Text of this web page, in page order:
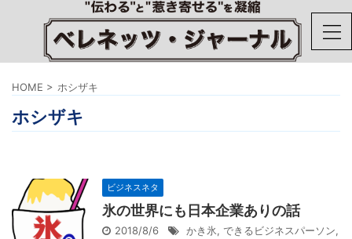
HOME > ホシザキ
ホシザキ
ビジネスネタ
氷の世界にも日本企業ありの話
2018/8/6 かき氷, できるビジネスパーソン,